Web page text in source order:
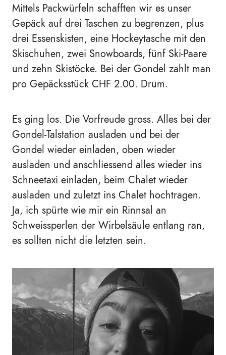
Mittels Packwürfeln schafften wir es unser
Gepäck auf drei Taschen zu begrenzen, plus
drei Essenskisten, eine Hockeytasche mit den
Skischuhen, zwei Snowboards, fünf Ski-Paare
und zehn Skistöcke. Bei der Gondel zahlt man
pro Gepäcksstück CHF 2.00. Drum.
Es ging los. Die Vorfreude gross. Alles bei der
Gondel-Talstation ausladen und bei der
Gondel wieder einladen, oben wieder
ausladen und anschliessend alles wieder ins
Schneetaxi einladen, beim Chalet wieder
ausladen und zuletzt ins Chalet hochtragen.
Ja, ich spürte wie mir ein Rinnsal an
Schweissperlen der Wirbelsäule entlang ran,
es sollten nicht die letzten sein.